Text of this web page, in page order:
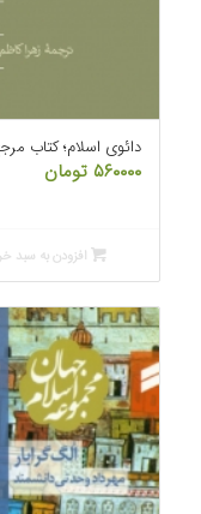
دائوی اسلام؛ کتاب
۵۶۰۰۰۰ تومان
افزودن به سبد